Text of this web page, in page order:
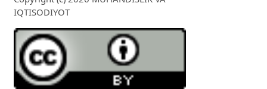
IQTISODIYOT